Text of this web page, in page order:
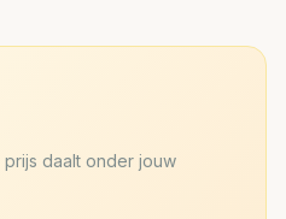
daalt onder jouw